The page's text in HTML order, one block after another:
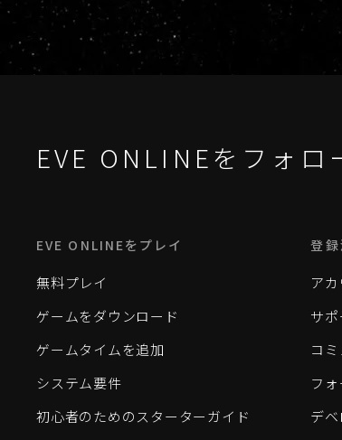
EVE ONLINEをフォロ
EVE ONLINEをプレイ
無料プレイ
ゲームをダウンロード
ゲームタイムを追加
システム要件
初心者のためのスターターガイド
登
ア
サポ
コ
フ
デ